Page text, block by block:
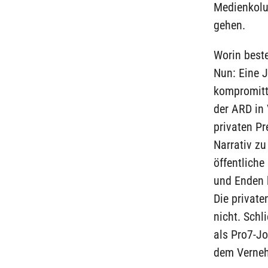
gehen.
Worin
Nun: Eine
der ARD
privaten
Narrativ
öffentliche
und
Die
nicht.
als Pro7-
dem